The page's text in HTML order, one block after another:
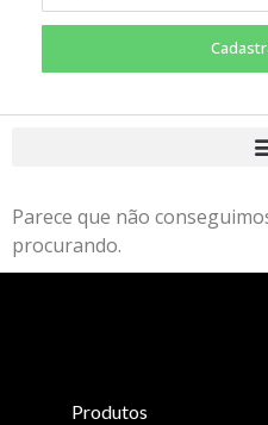
Parece que não
procurando.
Produtos